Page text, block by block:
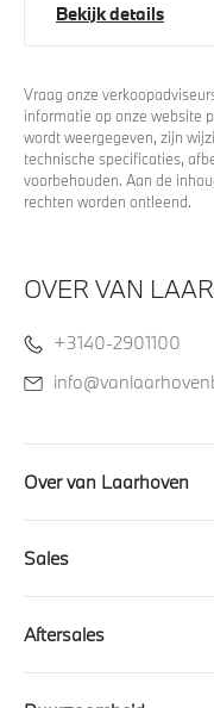
Bekijk details
Vraag onze
informatie op onze website
wordt weergegeven, zijn
technische specificaties,
voorbehouden. Aan de
rechten worden ontleend.
OVER VAN
+3140-2901100
Over van Laarhoven
Sales
Aftersales